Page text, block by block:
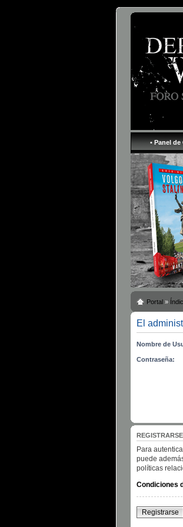
• Panel
Portal »
El
Nombre de
Contraseña:
REGISTRARSE
Para
puede
políticas
Condiciones
Registrarse